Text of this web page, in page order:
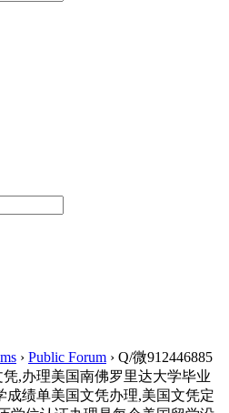
› Public Forum › Q/微912446885
,办理美国南佛罗里达大学毕业
成绩单美国文凭办理,美国文凭定